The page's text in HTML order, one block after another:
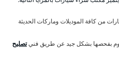
من كافة الموديلات وماركات الحديثة
بفحصها بشكل جيد عن طريق فنيتصليح